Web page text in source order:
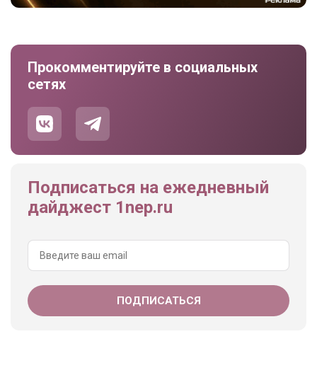
Прокомментируйте в социальных
сетях
Подписаться на ежедневный
дайджест 1nep.ru